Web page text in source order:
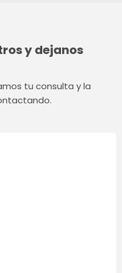
y dejanos
tu consulta y la